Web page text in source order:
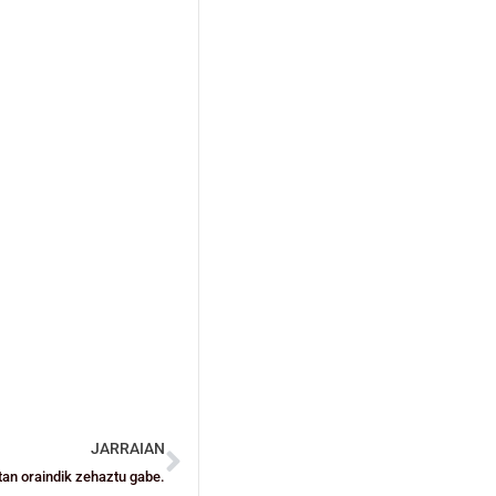
JARRAIAN
oraindik zehaztu gabe.